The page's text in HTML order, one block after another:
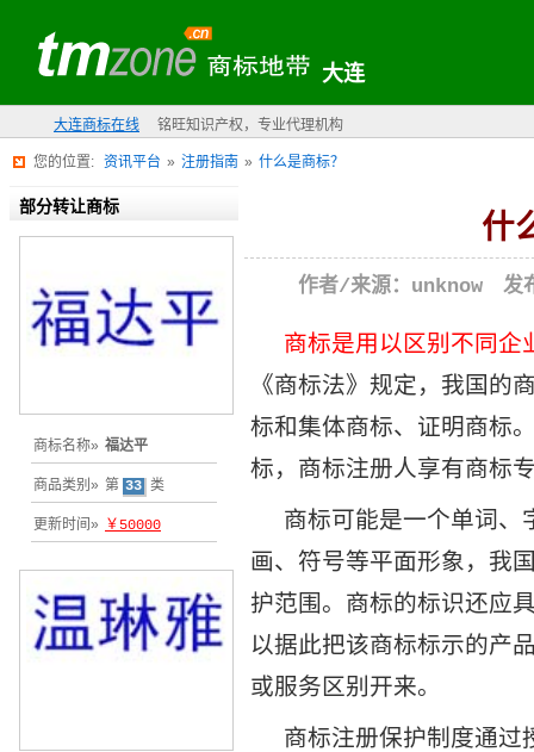
大连
大连商标在线 铭旺知识产权，专业代理机构
您的位置: 资讯平台 » 注册指南 » 什么是商标？
部分转让商标
商标名称» 福达平
商品类别» 第 33 类
更新时间» ￥50000
什
作者/来源：unknow 发
商标是用以区别不同企
《商标法》规定，我国的
标和集体商标、证明商标
标，商标注册人享有商标
商标可能是一个单词、
画、符号等平面形象，我
护范围。商标的标识还应
以据此把该商标标示的产
或服务区别开来。
商标注册保护制度通过